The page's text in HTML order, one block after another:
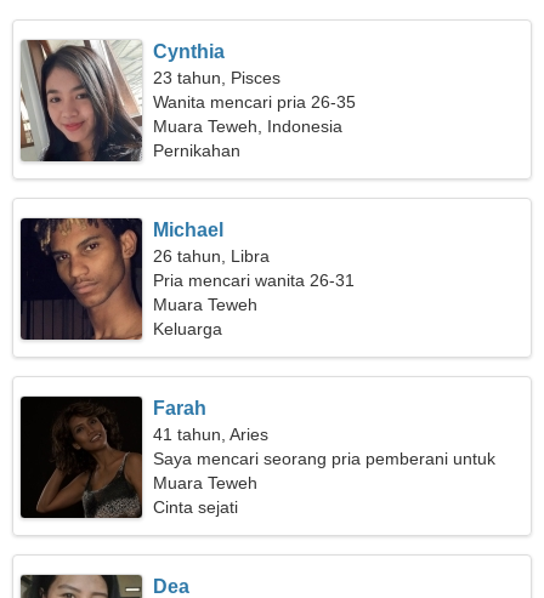
Cynthia
23 tahun, Pisces
Wanita mencari pria 26-35
Muara Teweh, Indonesia
Pernikahan
Michael
26 tahun, Libra
Pria mencari wanita 26-31
Muara Teweh
Keluarga
Farah
41 tahun, Aries
Saya mencari seorang pria pemberani untuk
menari
Muara Teweh
Cinta sejati
Dea